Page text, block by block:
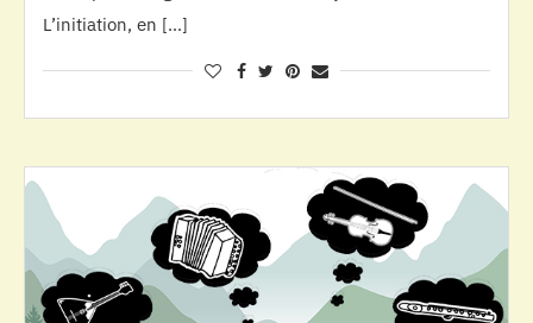
L’initiation, en […]